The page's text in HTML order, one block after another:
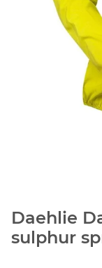
Daehlie
sulphur